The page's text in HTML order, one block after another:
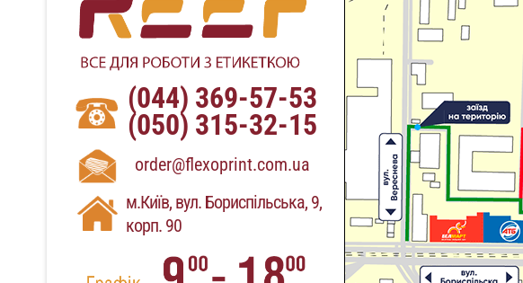
(044) 369-57-53
(050) 315-32-15
order@flexoprint.com.ua
м.Київ, вул. Бориспільська, 9,
корп. 90